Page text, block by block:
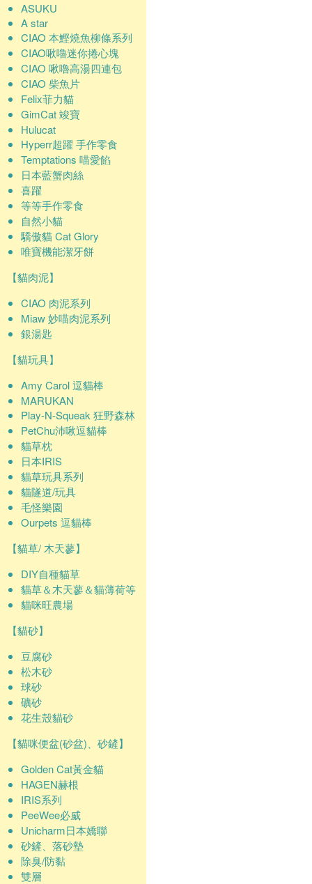
ASUKU
A star
CIAO 本鰹燒魚柳條系列
CIAO啾嚕迷你捲心塊
CIAO 啾嚕高湯四連包
CIAO 柴魚片
Felix菲力貓
GimCat 竣寶
Hulucat
Hyperr超躍 手作零食
Temptations 喵愛餡
日本藍蟹肉絲
喜躍
等等手作零食
自然小貓
驕傲貓 Cat Glory
唯寶機能潔牙餅
【貓肉泥】
CIAO 肉泥系列
Miaw 妙喵肉泥系列
銀湯匙
【貓玩具】
Amy Carol 逗貓棒
MARUKAN
Play-N-Squeak 狂野森林
PetChu沛啾逗貓棒
貓草枕
日本IRIS
貓草玩具系列
貓隧道/玩具
毛怪樂園
Ourpets 逗貓棒
【貓草/ 木天蓼】
DIY自種貓草
貓草＆木天蓼＆貓薄荷等
貓咪旺農場
【貓砂】
豆腐砂
松木砂
球砂
礦砂
花生殼貓砂
【貓咪便盆(砂盆)、砂鏟】
Golden Cat黃金貓
HAGEN赫根
IRIS系列
PeeWee必威
Unicharm日本嬌聯
砂鏟、落砂墊
除臭/防黏
雙層